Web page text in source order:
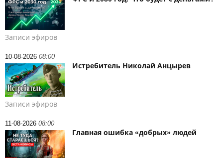
Записи эфиров
10-08-2026 08:00
Истребитель Николай Анцырев
Записи эфиров
11-08-2026 08:00
Главная ошибка «добрых» людей